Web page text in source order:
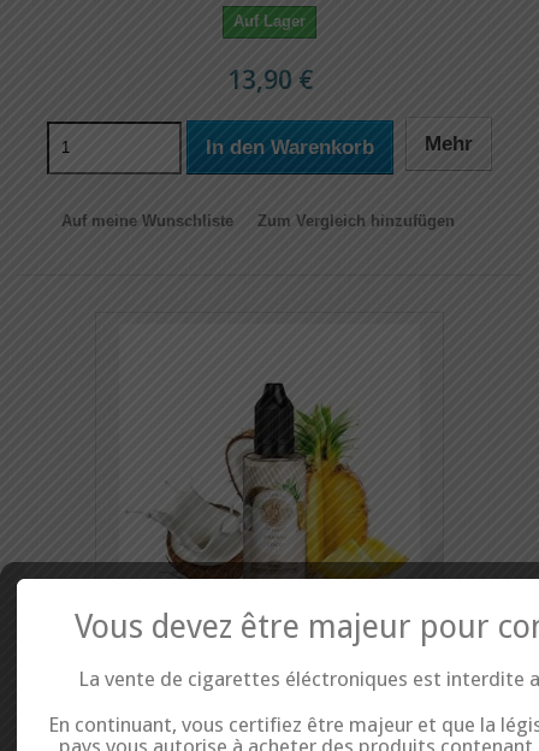
Auf Lager
13,90 €
In den Warenkorb Mehr
Auf meine Wunschliste Zum Vergleich hinzufügen
harmonieux : un sirop pomme grenadine bien frais. Contenance : 60 ml
Vous devez être majeur pour
La vente de cigarettes éléctroniques est interdite
En continuant, vous certifiez être majeur et que la
pays vous autorise à acheter des produits contenant